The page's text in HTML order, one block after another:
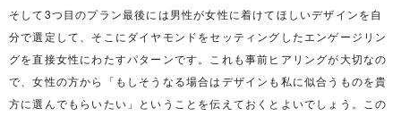
そして3つ目のプラン最後には男性が女性に着けてほしいデザインを自
分で選定して、そこにダイヤモンドをセッティングしたエンゲージリン
グを直接女性にわたすパターンです。これも事前ヒアリングが大切なの
で、女性の方から「もしそうなる場合はデザインも私に似合うものを貴
方に選んでもらいたい」ということを伝えておくとよいでしょう。この